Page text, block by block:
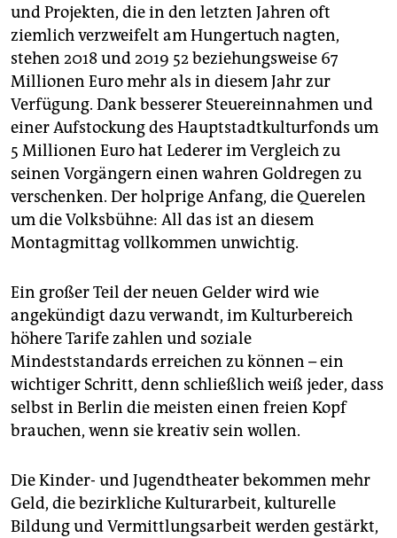
und Projekten, die in den letzten Jahren oft
ziemlich verzweifelt am Hungertuch nagten,
stehen 2018 und 2019 52 beziehungsweise 67
Millionen Euro mehr als in diesem Jahr zur
Verfügung. Dank besserer Steuereinnahmen und
einer Aufstockung des Hauptstadtkulturfonds um
5 Millionen Euro hat Lederer im Vergleich zu
seinen Vorgängern einen wahren Goldregen zu
verschenken. Der holprige Anfang, die Querelen
um die Volksbühne: All das ist an diesem
Montagmittag vollkommen unwichtig.
Ein großer Teil der neuen Gelder wird wie
angekündigt dazu verwandt, im Kulturbereich
höhere Tarife zahlen und soziale
Mindeststandards erreichen zu können – ein
wichtiger Schritt, denn schließlich weiß jeder, dass
selbst in Berlin die meisten einen freien Kopf
brauchen, wenn sie kreativ sein wollen.
Die Kinder- und Jugendtheater bekommen mehr
Geld, die bezirkliche Kulturarbeit, kulturelle
Bildung und Vermittlungsarbeit werden gestärkt,